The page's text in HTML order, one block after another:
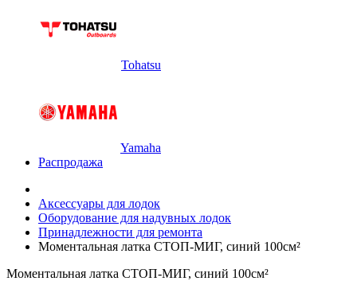
Tohatsu
Yamaha
Распродажа
Аксессуары для лодок
Оборудование для надувных лодок
Принадлежности для ремонта
Моментальная латка СТОП-МИГ, синий 100см²
Моментальная латка СТОП-МИГ, синий 100см²